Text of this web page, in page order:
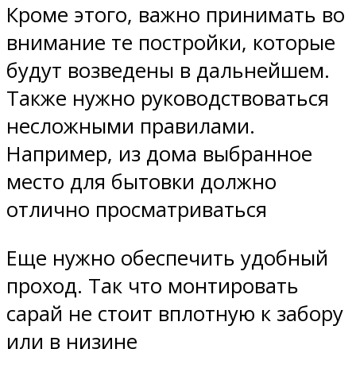
Кроме этого, важно принимать во
внимание те постройки, которые
будут возведены в дальнейшем.
Также нужно руководствоваться
несложными правилами.
Например, из дома выбранное
место для бытовки должно
отлично просматриваться
Еще нужно обеспечить удобный
проход. Так что монтировать
сарай не стоит вплотную к забору
или в низине